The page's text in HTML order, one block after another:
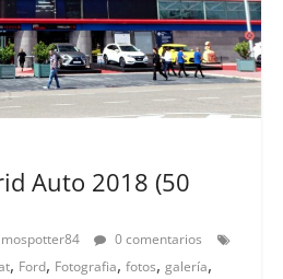
Auto 2018 (50
mospotter84
0 comentarios
, Ford, Fotografia, fotos, galería,